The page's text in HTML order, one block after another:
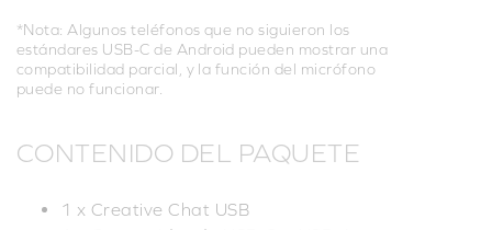
*Nota: Algunos teléfonos que no siguieron los
estándares USB-C de Android pueden mostrar una
compatibilidad parcial, y la función del micrófono
puede no funcionar.
CONTENIDO DEL PAQUETE
1 x Creative Chat USB